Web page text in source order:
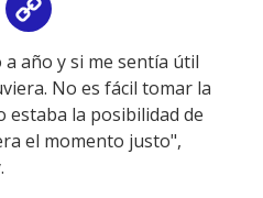
Email
Link
año y si me sentía útil
No es fácil tomar la
estaba la posibilidad de
el momento justo",